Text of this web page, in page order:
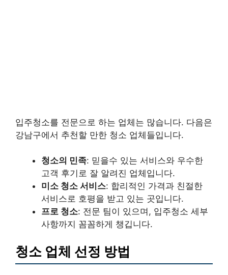
입주청소를 전문으로 하는 업체는 많습니다. 다음은
강남구에서 추천할 만한 청소 업체들입니다.
청소의 민족: 믿을수 있는 서비스와 우수한
고객 후기로 잘 알려진 업체입니다.
미소 청소 서비스: 합리적인 가격과 친절한
서비스로 호평을 받고 있는 곳입니다.
프로 청소: 전문 팀이 있으며, 입주청소 세부
사항까지 꼼꼼하게 챙깁니다.
청소 업체 선정 방법